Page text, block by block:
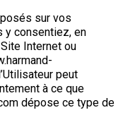
sur vos
y consentiez, en
Internet ou
peut
à ce que
dépose ce type de